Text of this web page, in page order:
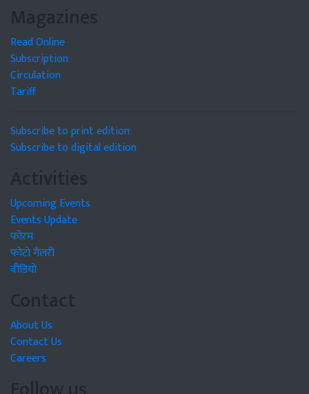
Magazines
Read Online
Subscription
Circulation
Tariff
Subscribe to print edition
Subscribe to digital edition
Activities
Upcoming Events
Events Update
फोरम
फोटो गैलरी
वीडियो
Contact
About Us
Contact Us
Careers